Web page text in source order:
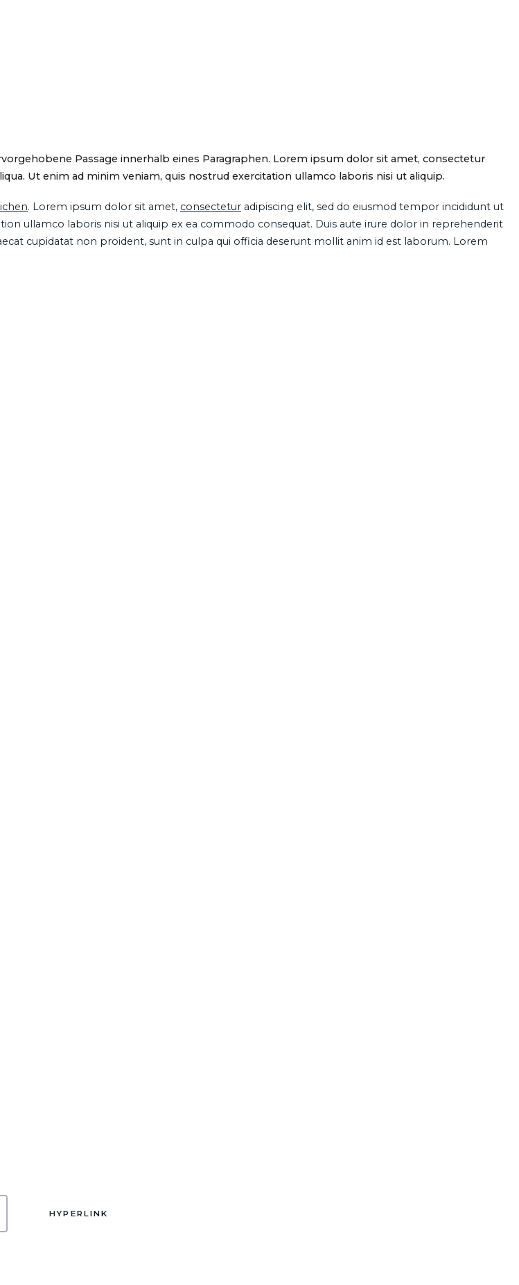
Passage innerhalb eines Paragraphen. Lorem ipsum dolor sit amet, consectetur
Ut enim ad minim veniam, quis nostrud exercitation ullamco laboris nisi ut aliquip.
. Lorem ipsum dolor sit amet, consectetur adipiscing elit, sed do eiusmod tempor incididunt ut
ullamco laboris nisi ut aliquip ex ea commodo consequat. Duis aute irure dolor in reprehenderit
cupidatat non proident, sunt in culpa qui officia deserunt mollit anim id est laborum. Lorem
HYPERLINK